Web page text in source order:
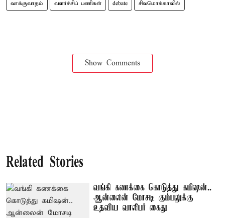
வாக்குவாதம் வளர்ச்சிப் பணிகள் debate சிவமொக்காவில்
Show Comments
Related Stories
வங்கி கணக்கை கொடுத்து கமிஷன்..
ஆன்லைன் மோசடி கும்பலுக்கு
உதவிய வாலிபர் கைது